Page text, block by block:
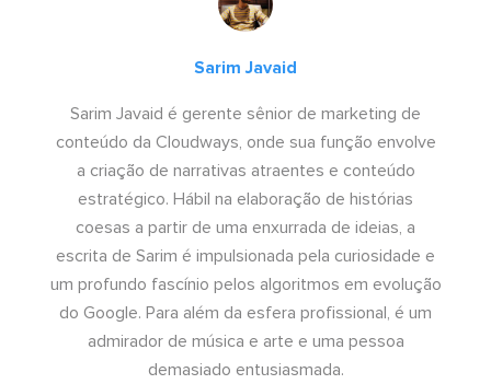
Sarim Javaid
Sarim Javaid é gerente sênior de marketing de
conteúdo da Cloudways, onde sua função envolve
a criação de narrativas atraentes e conteúdo
estratégico. Hábil na elaboração de histórias
coesas a partir de uma enxurrada de ideias, a
escrita de Sarim é impulsionada pela curiosidade e
um profundo fascínio pelos algoritmos em evolução
do Google. Para além da esfera profissional, é um
admirador de música e arte e uma pessoa
demasiado entusiasmada.